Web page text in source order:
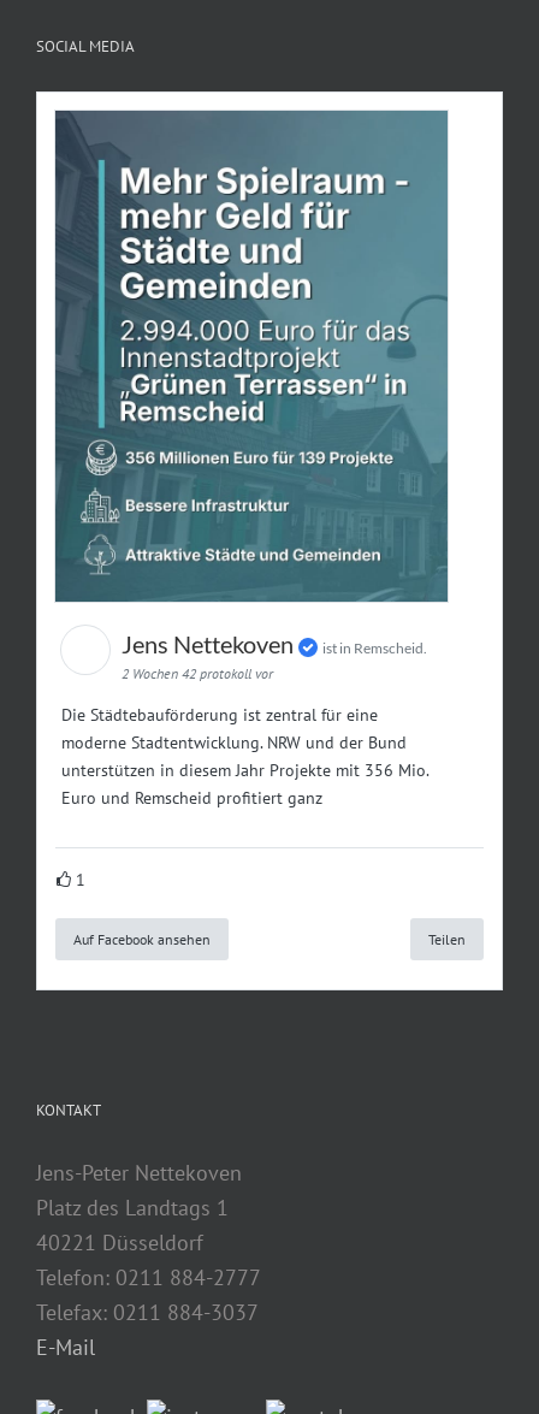
SOCIAL MEDIA
Jens Nettekoven
ist in Remscheid.
2 Wochen 42 protokoll vor
Die Städtebauförderung ist zentral für eine
moderne Stadtentwicklung. NRW und der Bund
unterstützen in diesem Jahr Projekte mit 356 Mio.
Euro und Remscheid profitiert ganz
1
Auf Facebook ansehen Teilen
KONTAKT
Jens-Peter Nettekoven
Platz des Landtags 1
40221 Düsseldorf
Telefon: 0211 884-2777
Telefax: 0211 884-3037
E-Mail